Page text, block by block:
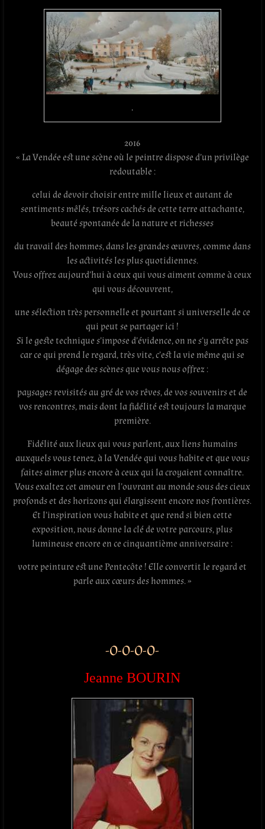
.
2016
« La Vendée est une scène où le peintre dispose d’un privilège
redoutable :
celui de devoir choisir entre mille lieux et autant de
sentiments mêlés, trésors cachés de cette terre attachante,
beauté spontanée de la nature et richesses
du travail des hommes, dans les grandes œuvres, comme dans
les activités les plus quotidiennes.
Vous offrez aujourd’hui à ceux qui vous aiment comme à ceux
qui vous découvrent,
une sélection très personnelle et pourtant si universelle de ce
qui peut se partager ici !
Si le geste technique s’impose d’évidence, on ne s’y arrête pas
car ce qui prend le regard, très vite, c’est la vie même qui se
dégage des scènes que vous nous offrez :
paysages revisités au gré de vos rêves, de vos souvenirs et de
vos rencontres, mais dont la fidélité est toujours la marque
première.
Fidélité aux lieux qui vous parlent, aux liens humains
auxquels vous tenez, à la Vendée qui vous habite et que vous
faites aimer plus encore à ceux qui la croyaient connaître.
Vous exaltez cet amour en l’ouvrant au monde sous des cieux
profonds et des horizons qui élargissent encore nos frontières.
Et l’inspiration vous habite et que rend si bien cette
exposition, nous donne la clé de votre parcours, plus
lumineuse encore en ce cinquantième anniversaire :
votre peinture est une Pentecôte ! Elle convertit le regard et
parle aux cœurs des hommes. »
-O-O-O-O-
Jeanne BOURIN